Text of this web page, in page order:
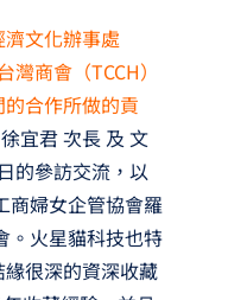
文化辦事處
灣商會（TCCH）
合作所做的貢
宜君 次長 及 文
的參訪交流，以
商婦女企管協會羅
。火星貓科技也特
很深的資深收藏